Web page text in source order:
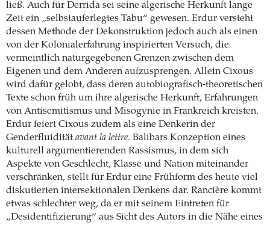
ließ. Auch für Derrida sei seine algerische Herkunft lange
Zeit ein „selbstauferlegtes Tabu“ gewesen. Erdur versteht
dessen Methode der Dekonstruktion jedoch auch als einen
von der Kolonialerfahrung inspirierten Versuch, die
vermeintlich naturgegebenen Grenzen zwischen dem
Eigenen und dem Anderen aufzusprengen. Allein Cixous
wird dafür gelobt, dass deren autobiografisch-theoretischen
Texte schon früh um ihre algerische Herkunft, Erfahrungen
von Antisemitismus und Misogynie in Frankreich kreisten.
Erdur feiert Cixous zudem als eine Denkerin der
Genderfluidität avant la lettre. Balibars Konzeption eines
kulturell argumentierenden Rassismus, in dem sich
Aspekte von Geschlecht, Klasse und Nation miteinander
verschränken, stellt für Erdur eine Frühform des heute viel
diskutierten intersektionalen Denkens dar. Rancière kommt
etwas schlechter weg, da er mit seinem Eintreten für
„Desidentifizierung“ aus Sicht des Autors in die Nähe eines